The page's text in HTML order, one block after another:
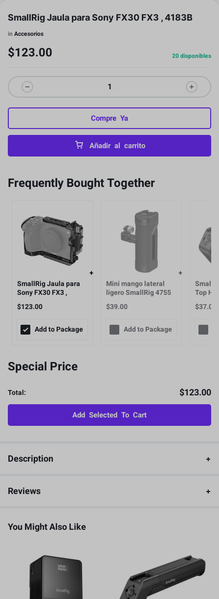
SmallRig Jaula para Sony FX30 FX3 , 4183B
in Accesorios
$123.00 20 disponibles
Añadir al carrito
Compre Ya
Frequently Bought Together
SmallRig Jaula para
Sony FX30 FX3 ,
4183B
$123.00
Add to Package
Mini mango lateral
ligero SmallRig 4755
$39.00
Add to Package
Top
3/8"-
for
$37.00
Special Price
Total: $123.00
Add Selected To Cart
Description
Reviews
You Might Also Like